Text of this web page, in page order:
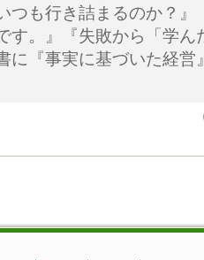
つも行き詰まるのか？
す。』『失敗から「学
に『事実に基づいた経